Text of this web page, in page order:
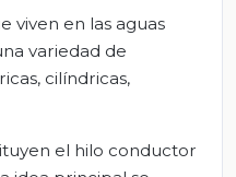
viven en las aguas
variedad de
cilíndricas,
el hilo conductor